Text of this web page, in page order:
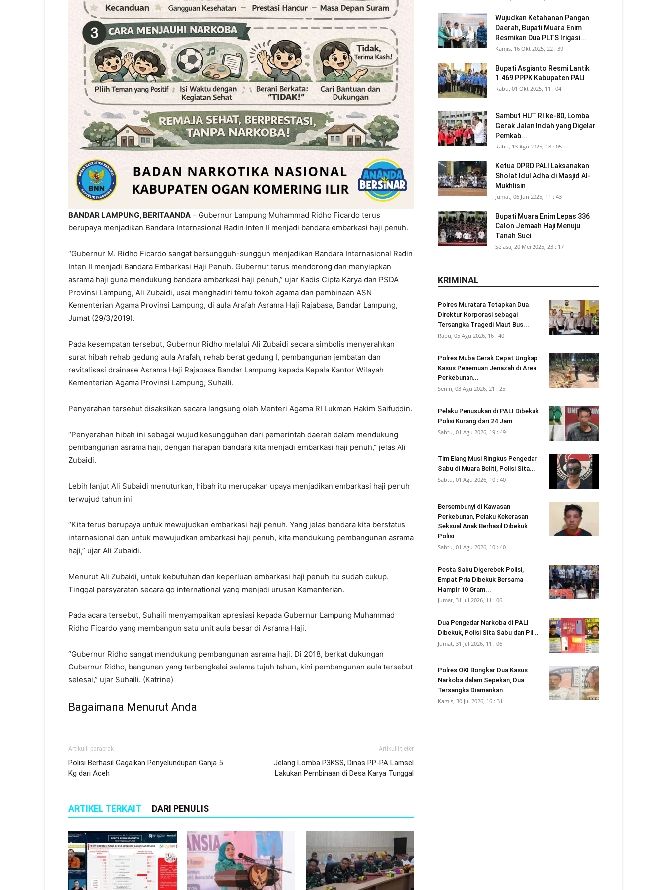
BANDAR LAMPUNG, BERITAANDA – Gubernur Lampung Muhammad Ridho Ficardo terus
berupaya menjadikan Bandara Internasional Radin Inten II menjadi bandara embarkasi haji penuh.
“Gubernur M. Ridho Ficardo sangat bersungguh-sungguh menjadikan Bandara Internasional Radin
Inten II menjadi Bandara Embarkasi Haji Penuh. Gubernur terus mendorong dan menyiapkan
asrama haji guna mendukung bandara embarkasi haji penuh,” ujar Kadis Cipta Karya dan PSDA
Provinsi Lampung, Ali Zubaidi, usai menghadiri temu tokoh agama dan pembinaan ASN
Kementerian Agama Provinsi Lampung, di aula Arafah Asrama Haji Rajabasa, Bandar Lampung,
Jumat (29/3/2019).
Pada kesempatan tersebut, Gubernur Ridho melalui Ali Zubaidi secara simbolis menyerahkan
surat hibah rehab gedung aula Arafah, rehab berat gedung I, pembangunan jembatan dan
revitalisasi drainase Asrama Haji Rajabasa Bandar Lampung kepada Kepala Kantor Wilayah
Kementerian Agama Provinsi Lampung, Suhaili.
Penyerahan tersebut disaksikan secara langsung oleh Menteri Agama RI Lukman Hakim Saifuddin.
“Penyerahan hibah ini sebagai wujud kesungguhan dari pemerintah daerah dalam mendukung
pembangunan asrama haji, dengan harapan bandara kita menjadi embarkasi haji penuh,” jelas Ali
Zubaidi.
Lebih lanjut Ali Subaidi menuturkan, hibah itu merupakan upaya menjadikan embarkasi haji penuh
terwujud tahun ini.
“Kita terus berupaya untuk mewujudkan embarkasi haji penuh. Yang jelas bandara kita berstatus
internasional dan untuk mewujudkan embarkasi haji penuh, kita mendukung pembangunan asrama
haji,” ujar Ali Zubaidi.
Menurut Ali Zubaidi, untuk kebutuhan dan keperluan embarkasi haji penuh itu sudah cukup.
Tinggal persyaratan secara go international yang menjadi urusan Kementerian.
Pada acara tersebut, Suhaili menyampaikan apresiasi kepada Gubernur Lampung Muhammad
Ridho Ficardo yang membangun satu unit aula besar di Asrama Haji.
“Gubernur Ridho sangat mendukung pembangunan asrama haji. Di 2018, berkat dukungan
Gubernur Ridho, bangunan yang terbengkalai selama tujuh tahun, kini pembangunan aula tersebut
selesai,” ujar Suhaili. (Katrine)
Bagaimana Menurut Anda
Artikulli paraprak
Polisi Berhasil Gagalkan Penyelundupan Ganja 5
Kg dari Aceh
Artikulli tjetër
Jelang Lomba P3KSS, Dinas PP-PA Lamsel
Lakukan Pembinaan di Desa Karya Tunggal
ARTIKEL TERKAIT DARI PENULIS
Wujudkan Ketahanan Pangan
Daerah, Bupati Muara Enim
Resmikan Dua PLTS Irigasi...
Kamis, 16 Okt 2025, 22 : 39
Bupati Asgianto Resmi Lantik
1.469 PPPK Kabupaten PALI
Rabu, 01 Okt 2025, 11 : 04
Sambut HUT RI ke-80, Lomba
Gerak Jalan Indah yang Digelar
Pemkab...
Rabu, 13 Agu 2025, 18 : 05
Ketua DPRD PALI Laksanakan
Sholat Idul Adha di Masjid Al-
Mukhlisin
Jumat, 06 Jun 2025, 11 : 43
Bupati Muara Enim Lepas 336
Calon Jemaah Haji Menuju
Tanah Suci
Selasa, 20 Mei 2025, 23 : 17
KRIMINAL
Polres Muratara Tetapkan Dua
Direktur Korporasi sebagai
Tersangka Tragedi Maut Bus...
Rabu, 05 Agu 2026, 16 : 40
Polres Muba Gerak Cepat Ungkap
Kasus Penemuan Jenazah di Area
Perkebunan...
Senin, 03 Agu 2026, 21 : 25
Pelaku Penusukan di PALI Dibekuk
Polisi Kurang dari 24 Jam
Sabtu, 01 Agu 2026, 19 : 49
Tim Elang Musi Ringkus Pengedar
Sabu di Muara Beliti, Polisi Sita...
Sabtu, 01 Agu 2026, 10 : 40
Bersembunyi di Kawasan
Perkebunan, Pelaku Kekerasan
Seksual Anak Berhasil Dibekuk
Polisi
Sabtu, 01 Agu 2026, 10 : 40
Pesta Sabu Digerebek Polisi,
Empat Pria Dibekuk Bersama
Hampir 10 Gram...
Jumat, 31 Jul 2026, 11 : 06
Dua Pengedar Narkoba di PALI
Dibekuk, Polisi Sita Sabu dan Pil...
Jumat, 31 Jul 2026, 11 : 06
Polres OKI Bongkar Dua Kasus
Narkoba dalam Sepekan, Dua
Tersangka Diamankan
Kamis, 30 Jul 2026, 16 : 31